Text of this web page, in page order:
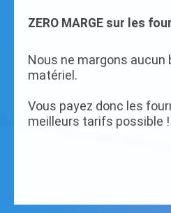
ZERO MARGE sur les
Nous ne margons aucun
matériel.
Vous payez donc les
meilleurs tarifs possible !